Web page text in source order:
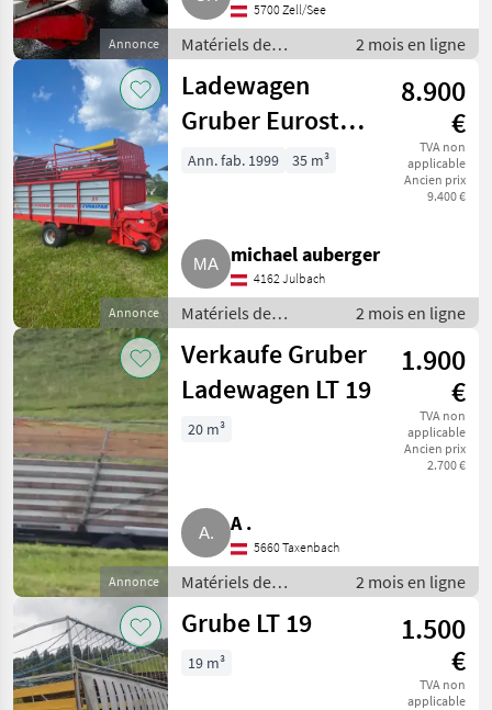
Annonce
5700 Zell/See
Matériels de
fenaison /
Autochargeuses
2 mois en ligne
Annonce
Ladewagen
Gruber Eurostar
35
8.900
€
TVA non
applicable
Ancien prix
9.400 €
Ann. fab. 1999 35 m³
michael auberger
4162 Julbach
Matériels de
fenaison /
Autochargeuses
2 mois en ligne
Annonce
Verkaufe Gruber
Ladewagen LT 19
1.900
€
TVA non
applicable
Ancien prix
2.700 €
20 m³
A .
5660 Taxenbach
Matériels de
fenaison /
Autochargeuses
2 mois en ligne
Grube LT 19
1.500
€
TVA non
applicable
19 m³